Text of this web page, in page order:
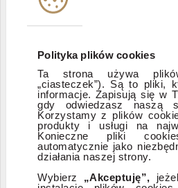
Polityka plików cookies
Ta strona używa
„ciasteczek”). Są to pliki,
informacje. Zapisują się w
gdy odwiedzasz naszą
Korzystamy z plików
produkty i usługi na
Konieczne pliki
automatycznie jako
działania naszej strony.
Wybierz „Akceptuję”,
Zastrzeżenia prawne
ESG